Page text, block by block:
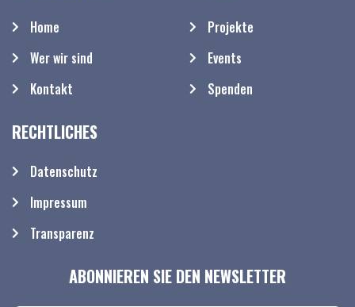
Home
Wer wir sind
Kontakt
Projekte
Events
Spenden
RECHTLICHES
Datenschutz
Impressum
Transparenz
ABONNIEREN SIE DEN NEWSLETTER